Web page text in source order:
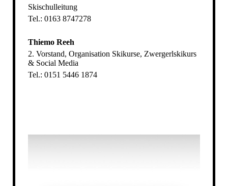
Skischulleitung
Tel.: 0163 8747278
Thiemo Reeh
2. Vorstand, Organisation Skikurse, Zwergerlskikurs
& Social Media
Tel.: 0151 5446 1874